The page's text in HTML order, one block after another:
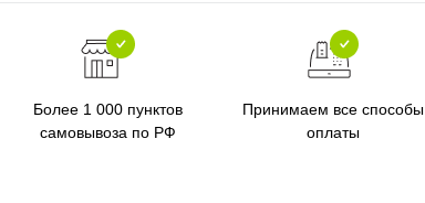
Более 1 000 пунктов
самовывоза по РФ
Принимаем все способы
оплаты